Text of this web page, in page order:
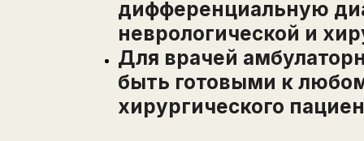
дифференциальную
неврологической и
Для врачей
быть готовыми к
хирургического